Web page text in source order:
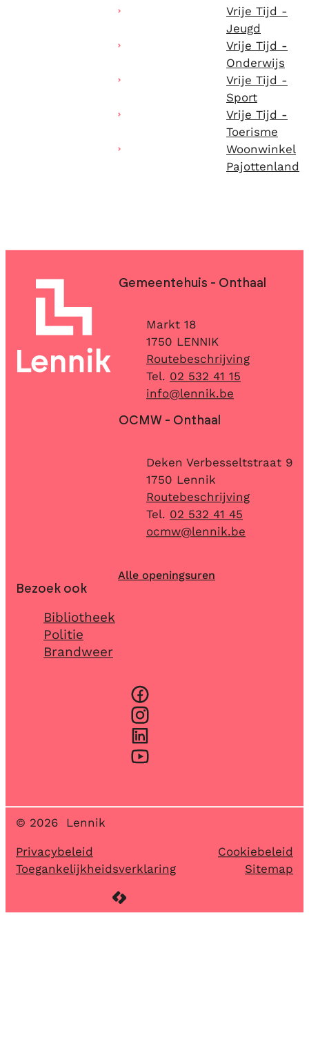
Vrije Tijd -
Jeugd
Vrije Tijd -
Onderwijs
Vrije Tijd -
Sport
Vrije Tijd -
Toerisme
Woonwinkel
Pajottenland
Contact & openingsuren
Gemeentehuis - Onthaal
AdresMarkt 18
,1750 LENNIK
Routebeschrijving
02 532 41 15
E-mailinfo@lennik.be
OCMW - Onthaal
AdresDeken Verbesseltstraat 9
,1750 Lennik
Routebeschrijving
02 532 41 45
E-mailocmw@lennik.be
Alle openingsuren
Bezoek ook
Bibliotheek
Politie
Brandweer
© 2026 Lennik
Privacybeleid
Cookiebeleid
Toegankelijkheidsverklaring
Sitemap